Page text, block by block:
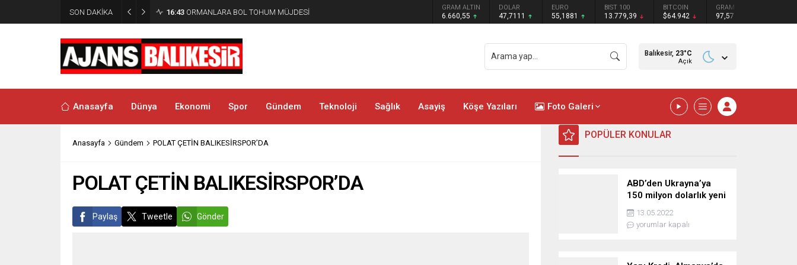
SON DAKİKA 16:43 ORMANLARA BOL TOHUM MÜJDESİ DOLAR
47,7111
EURO
55,1881
BIST 100
13.779,39
BITCOIN
$64.942
GRAM GÜMÜŞ
97,57
BITCOIN
₺
Balıkesir, 23°C
Açık
Anasayfa Dünya Ekonomi Spor Gündem Teknoloji Sağlık Asayiş Köşe Yazıları Foto Galeri
Anasayfa Gündem POLAT ÇETİN BALIKESİRSPOR’DA
POLAT ÇETİN BALIKESİRSPOR’DA
Paylaş Tweetle Gönder
POPÜLER KONULAR
ABD’den Ukrayna’ya
150 milyon dolarlık yeni
askeri yardım
13.05.2022
yorumlar kapalı